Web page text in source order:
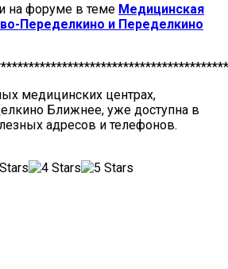
на форуме в теме Медицинская
Переделкино и Переделкино
медицинских центрах,
Ближнее, уже доступна в
адресов и телефонов.